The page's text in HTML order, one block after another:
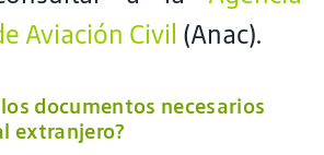
Aviación Civil (Anac).
documentos necesarios
extranjero?